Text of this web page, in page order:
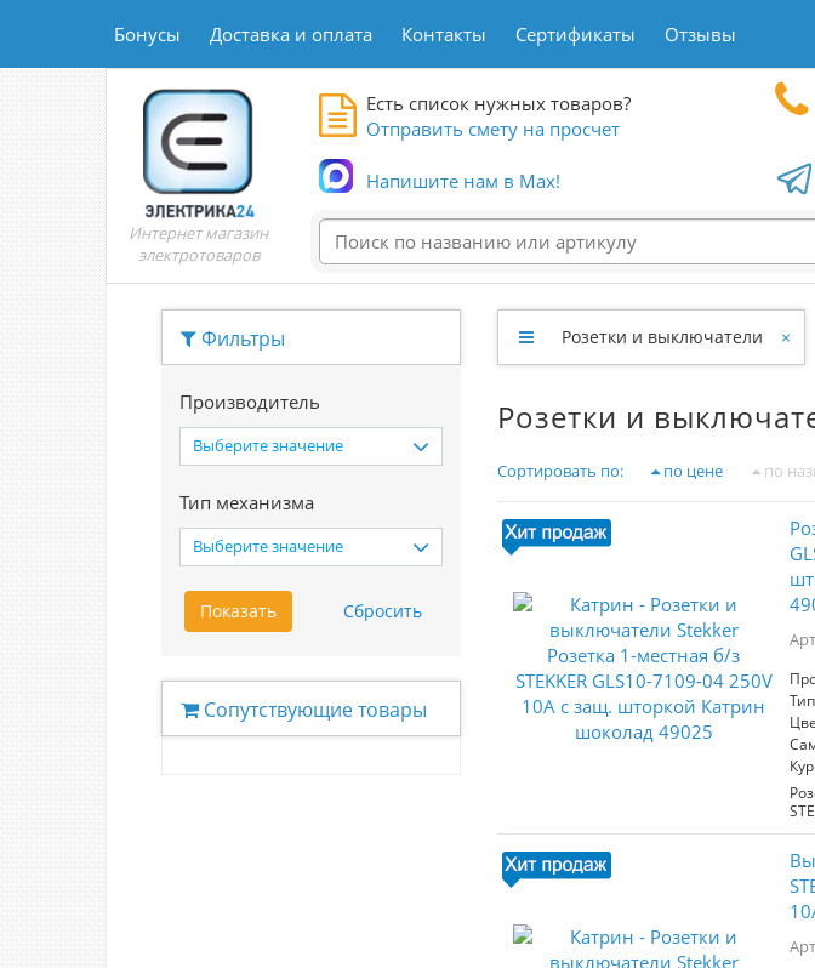
Бонусы Доставка и оплата Контакты Сертификаты Отзывы
Интернет магазин
электротоваров
Есть список нужных товаров?
Отправить смету на просчет
Напишите нам в Max!
Фильтры
Производитель
Выберите значение
Тип механизма
Выберите значение
Сопутствующие товары
Розетки и выключатели ×
Розетки и
Сортировать по: по цене по